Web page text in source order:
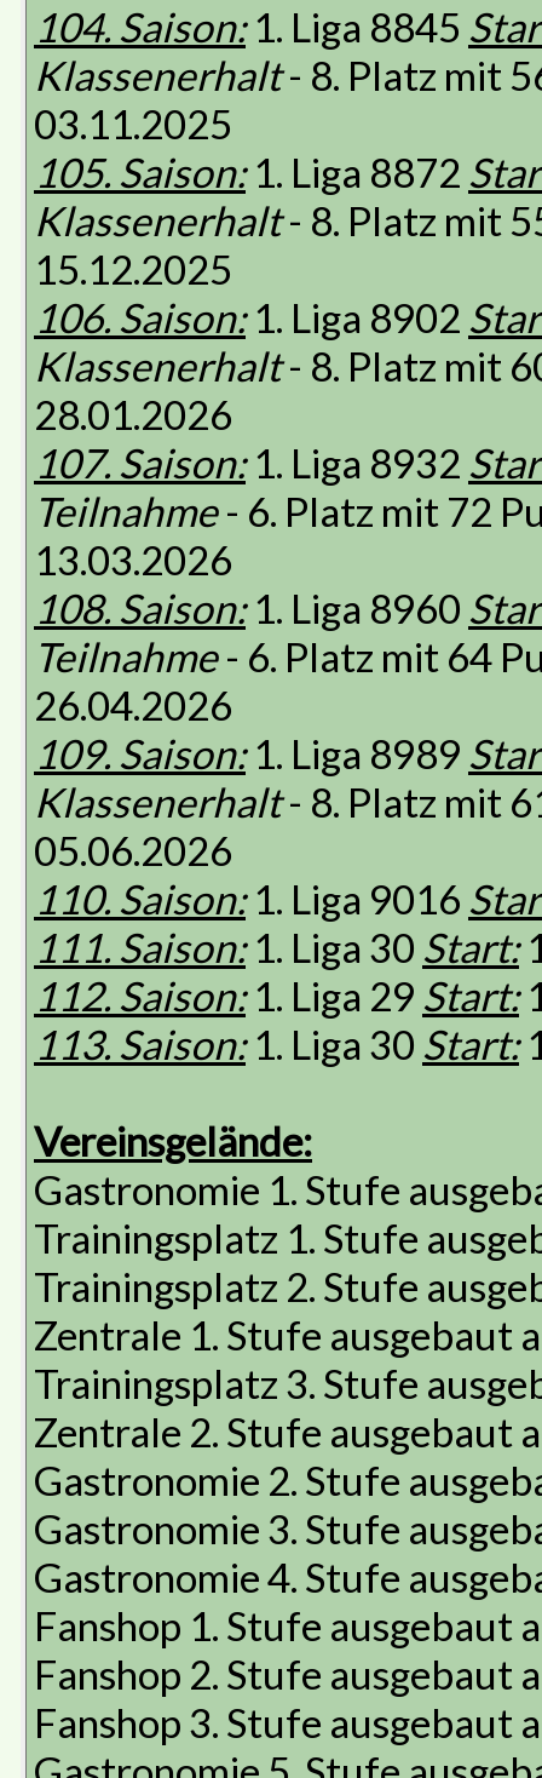
104. Saison:1. Liga 8845
Klassenerhalt- 8. Platz mit
03.11.2025
105. Saison:1. Liga 8872
Klassenerhalt- 8. Platz mit
15.12.2025
106. Saison:1. Liga 8902
Klassenerhalt- 8. Platz mit
28.01.2026
107. Saison:1. Liga 8932
Teilnahme- 6. Platz mit 72
13.03.2026
108. Saison:1. Liga 8960
Teilnahme- 6. Platz mit 64
26.04.2026
109. Saison:1. Liga 8989
Klassenerhalt- 8. Platz mit
05.06.2026
110. Saison:1. Liga 9016
111. Saison:1. Liga 30 Start:
112. Saison:1. Liga 29 Start:
113. Saison:1. Liga 30 Start:
Vereinsgelände:
Gastronomie 1. Stufe
Trainingsplatz 1. Stufe
Trainingsplatz 2. Stufe
Zentrale 1. Stufe ausgebaut
Trainingsplatz 3. Stufe
Zentrale 2. Stufe ausgebaut
Gastronomie 2. Stufe
Gastronomie 3. Stufe
Gastronomie 4. Stufe
Fanshop 1. Stufe ausgebaut
Fanshop 2. Stufe ausgebaut
Fanshop 3. Stufe ausgebaut